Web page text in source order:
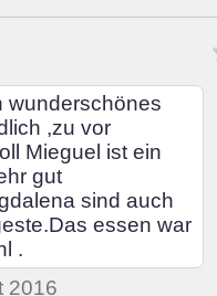
wunderschönes
,zu vor
Mieguel ist ein
gut
sind auch
essen war
.
2016